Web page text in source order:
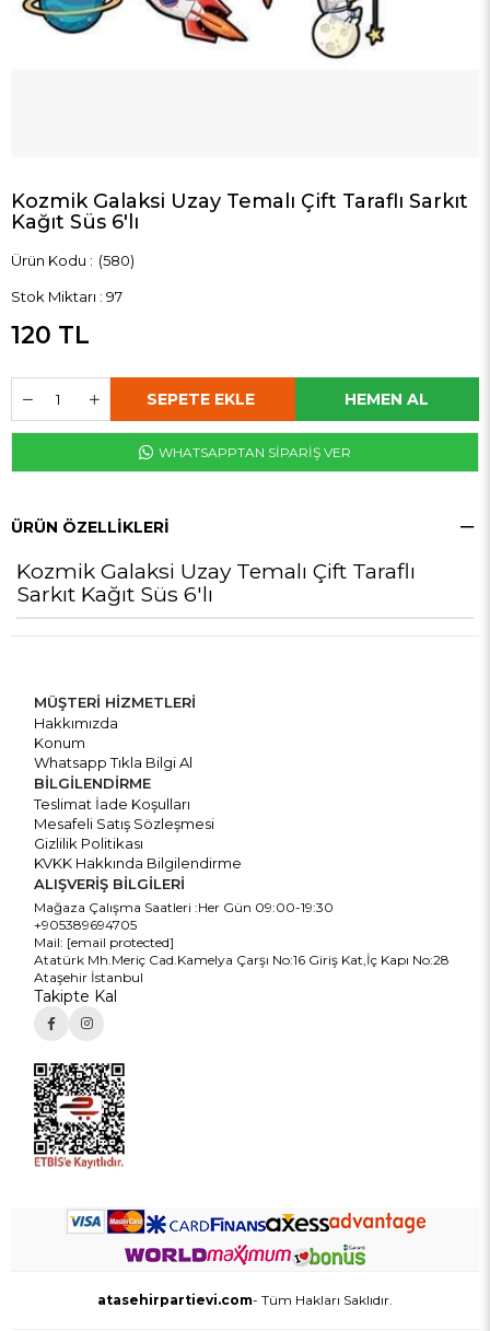
Kozmik Galaksi Uzay Temalı Çift Taraflı Sarkıt
Kağıt Süs 6'lı
(580)
Stok Miktarı : 97
120 TL
WHATSAPPTAN SİPARİŞ VER
ÜRÜN ÖZELLIKLERI
Kozmik Galaksi Uzay Temalı Çift Taraflı
Sarkıt Kağıt Süs 6'lı
MÜŞTERİ HİZMETLERİ
Hakkımızda
Konum
Whatsapp Tıkla Bilgi Al
BİLGİLENDİRME
Teslimat İade Koşulları
Mesafeli Satış Sözleşmesi
Gizlilik Politikası
KVKK Hakkında Bilgilendirme
ALIŞVERİŞ BİLGİLERİ
Mağaza Çalışma Saatleri :Her Gün 09:00-19:30
+905389694705
Mail: [email protected]
Atatürk Mh.Meriç Cad.Kamelya Çarşı No:16 Giriş Kat,İç Kapı No:28
Ataşehir İstanbul
Takipte Kal
atasehirpartievi.com- Tüm Hakları Saklıdır.